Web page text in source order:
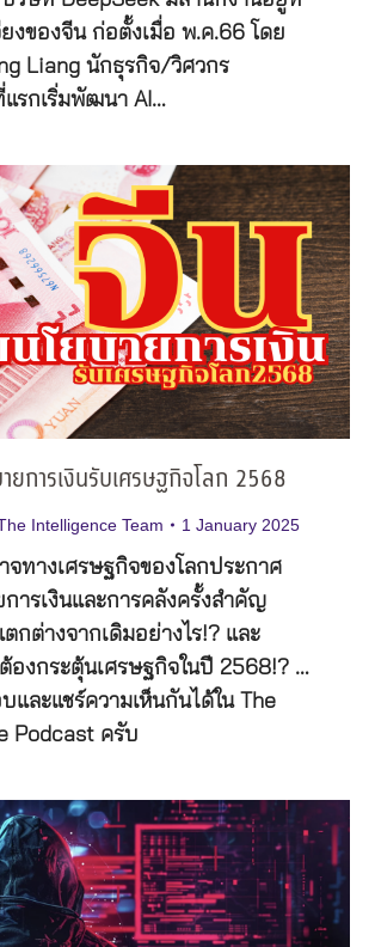
งของจีน ก่อตั้งเมื่อ พ.ค.66 โดย
Liang นักธุรกิจ/วิศวกร
แรกเริ่มพัฒนา AI…
ยการเงินรับเศรษฐกิจโลก 2568
Intelligence Team 1 January 2025
จทางเศรษฐกิจของโลกประกาศ
ารเงินและการคลังครั้งสำคัญ
กต่างจากเดิมอย่างไร!? และ
องกระตุ้นเศรษฐกิจในปี 2568!? …
และแชร์ความเห็นกันได้ใน The
Podcast ครับ